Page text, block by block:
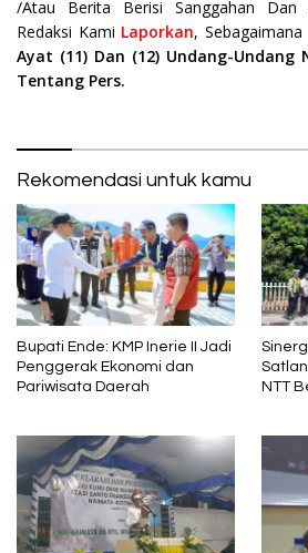
/Atau Berita Berisi Sanggahan Dan
Redaksi Kami Laporkan,
Ayat (11) Dan (12) Undang-Undang
Tentang Pers.
Rekomendasi untuk kamu
Bupati Ende: KMP Inerie II Jadi
Penggerak Ekonomi dan
Pariwisata Daerah
NTT